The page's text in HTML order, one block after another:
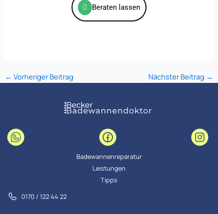
Beraten lassen
← Vorheriger Beitrag Nächster Beitrag →
Badewannenreparatur
Leistungen
Tipps
0170 / 122 44 22